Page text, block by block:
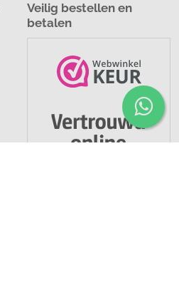
Veilig bestellen en
betalen